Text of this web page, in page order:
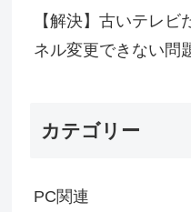
【解決】古いテレ
ネル変更できない問
カテゴリー
PC関連